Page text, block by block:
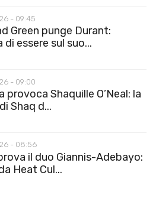
- 09:45
Green punge Durant:
di essere sul suo...
- 09:00
provoca Shaquille O’Neal: la
Shaq d...
- 08:56
il duo Giannis-Adebayo:
Heat Cul...